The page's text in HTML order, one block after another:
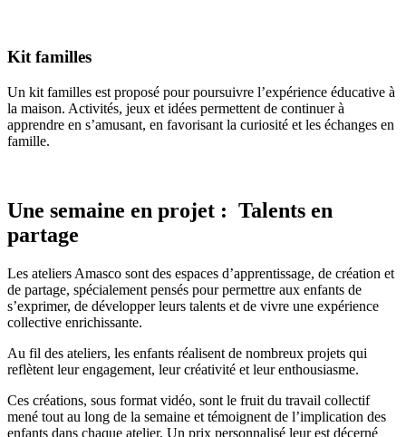
Kit familles
Un kit familles est proposé pour poursuivre l’expérience éducative à
la maison. Activités, jeux et idées permettent de continuer à
apprendre en s’amusant, en favorisant la curiosité et les échanges en
famille.
Une semaine en projet : Talents en
partage
Les ateliers Amasco sont des espaces d’apprentissage, de création et
de partage, spécialement pensés pour permettre aux enfants de
s’exprimer, de développer leurs talents et de vivre une expérience
collective enrichissante.
Au fil des ateliers, les enfants réalisent de nombreux projets qui
reflètent leur engagement, leur créativité et leur enthousiasme.
Ces créations, sous format vidéo, sont le fruit du travail collectif
mené tout au long de la semaine et témoignent de l’implication des
enfants dans chaque atelier. Un prix personnalisé leur est décerné